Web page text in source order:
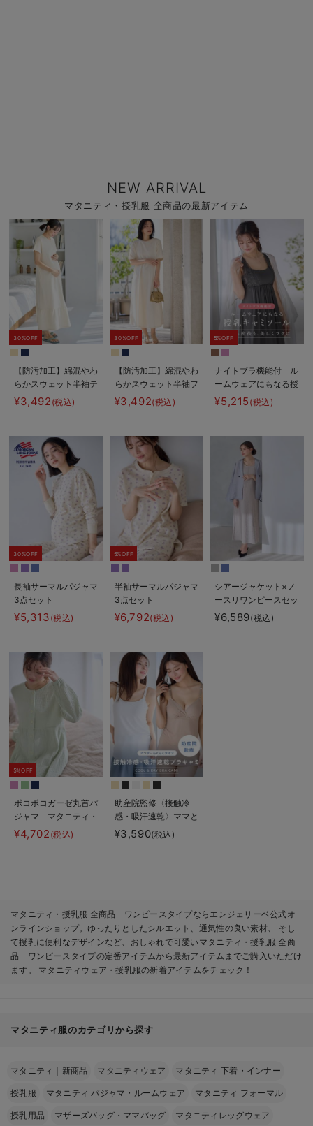
NEW ARRIVAL
マタニティ・授乳服 全商品の最新アイテム
30%OFF
【防汚加工】綿混やわ
らかスウェット半袖テ
ィアードネグリジェ
マタニティ・産後【出
¥3,492 (税込)
30%OFF
【防汚加工】綿混やわ
らかスウェット半袖フ
レアワンピース マタ
ニティ・産後【出産後
¥3,492(税込)
5%OFF
ナイトブラ機能付 ル
ームウェアにもなる授
乳キャミソール
¥5,215 (税込)
30%OFF
長袖サーマルパジャマ
3点セット
JEMORGAN（ジェー
イーモーガン） ギフ
【出産後も長く使え
る】
¥5,313 (税込)
5%OFF
半袖サーマルパジャマ
3点セット
JEMORGAN（ジェー
イーモーガン） ギフ
【出産後も長く使え
る】
¥6,792(税込)
シアージャケット×ノ
ースリワンピースセッ
ト マタニティ・産後
【産後も長く着れる】
¥6,589(税込)
5%OFF
ポコポコガーゼ丸首パ
ジャマ マタニティ・
授乳パジャマ【産後も
長く着れる】
¥4,702 (税込)
助産院監修〈接触冷
感・吸汗速乾〉ママと
つくったふんわり授乳
ブラキャミ アンダー
¥3,590(税込)
マタニティ・授乳服 全商品 ワンピースタイプならエンジェリーベ公式オ
ンラインショップ。ゆったりとしたシルエット、通気性の良い素材、 そし
て授乳に便利なデザインなど、おしゃれで可愛いマタニティ・授乳服 全商
品 ワンピースタイプの定番アイテムから最新アイテムまでご購入いただけ
ます。 マタニティウェア・授乳服の新着アイテムをチェック！
マタニティ服のカテゴリから探す
マタニティ｜新商品 マタニティウェア マタニティ 下着・インナー
授乳服 マタニティ パジャマ・ルームウェア マタニティ フォーマル
授乳用品 マザーズバッグ・ママバッグ マタニティレッグウェア